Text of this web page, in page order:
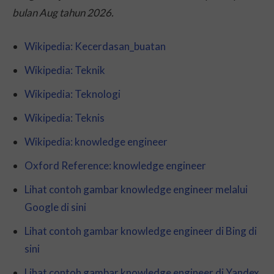
bulan Aug tahun 2026.
Wikipedia: Kecerdasan_buatan
Wikipedia: Teknik
Wikipedia: Teknologi
Wikipedia: Teknis
Wikipedia: knowledge engineer
Oxford Reference: knowledge engineer
Lihat contoh gambar knowledge engineer melalui
Google di sini
Lihat contoh gambar knowledge engineer di Bing di
sini